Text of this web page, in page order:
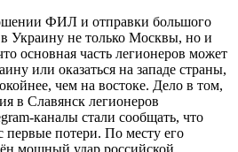
ФИЛ и отправки большого
Украину не только Москвы, но и
основная часть легионеров может
или оказаться на западе страны,
чем на востоке. Дело в том,
в Славянск легионеров
каналы стали сообщать, что
первые потери. По месту его
мощный удар российской